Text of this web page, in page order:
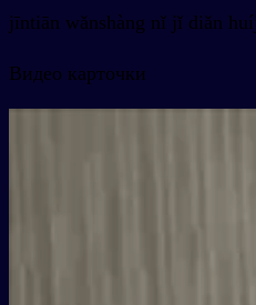
jīntiān wǎnshàng nǐ jǐ diǎn
Видео карточки